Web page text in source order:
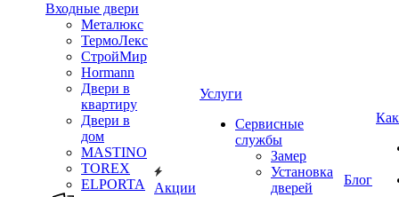
Входные двери
Металюкс
ТермоЛекс
СтройМир
Hormann
Двери в
квартиру
Двери в
дом
MASTINO
TOREX
ELPORTA
Акции
Услуги
Сервисные
службы
Замер
Установка
дверей
Блог